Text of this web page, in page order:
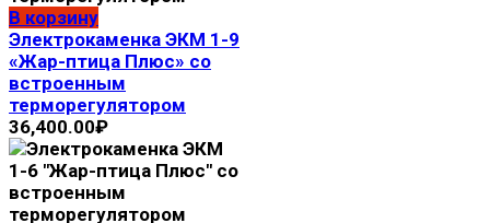
В корзину
Электрокaмeнка ЭКМ 1-9
«Жар-птица Плюс» со
встроенным
терморегулятором
36,400.00₽